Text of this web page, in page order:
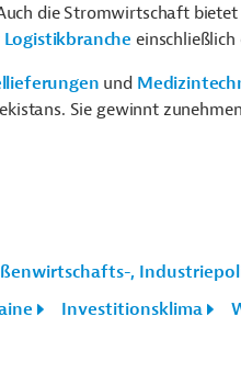
die Stromwirtschaft
Logistikbranche
und
Sie gewinnt
,
Investitionsklima